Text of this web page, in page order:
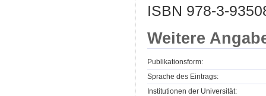
ISBN 978-3-
Weitere
Publikationsform:
Sprache des Eintrags:
Institutionen der Universität: